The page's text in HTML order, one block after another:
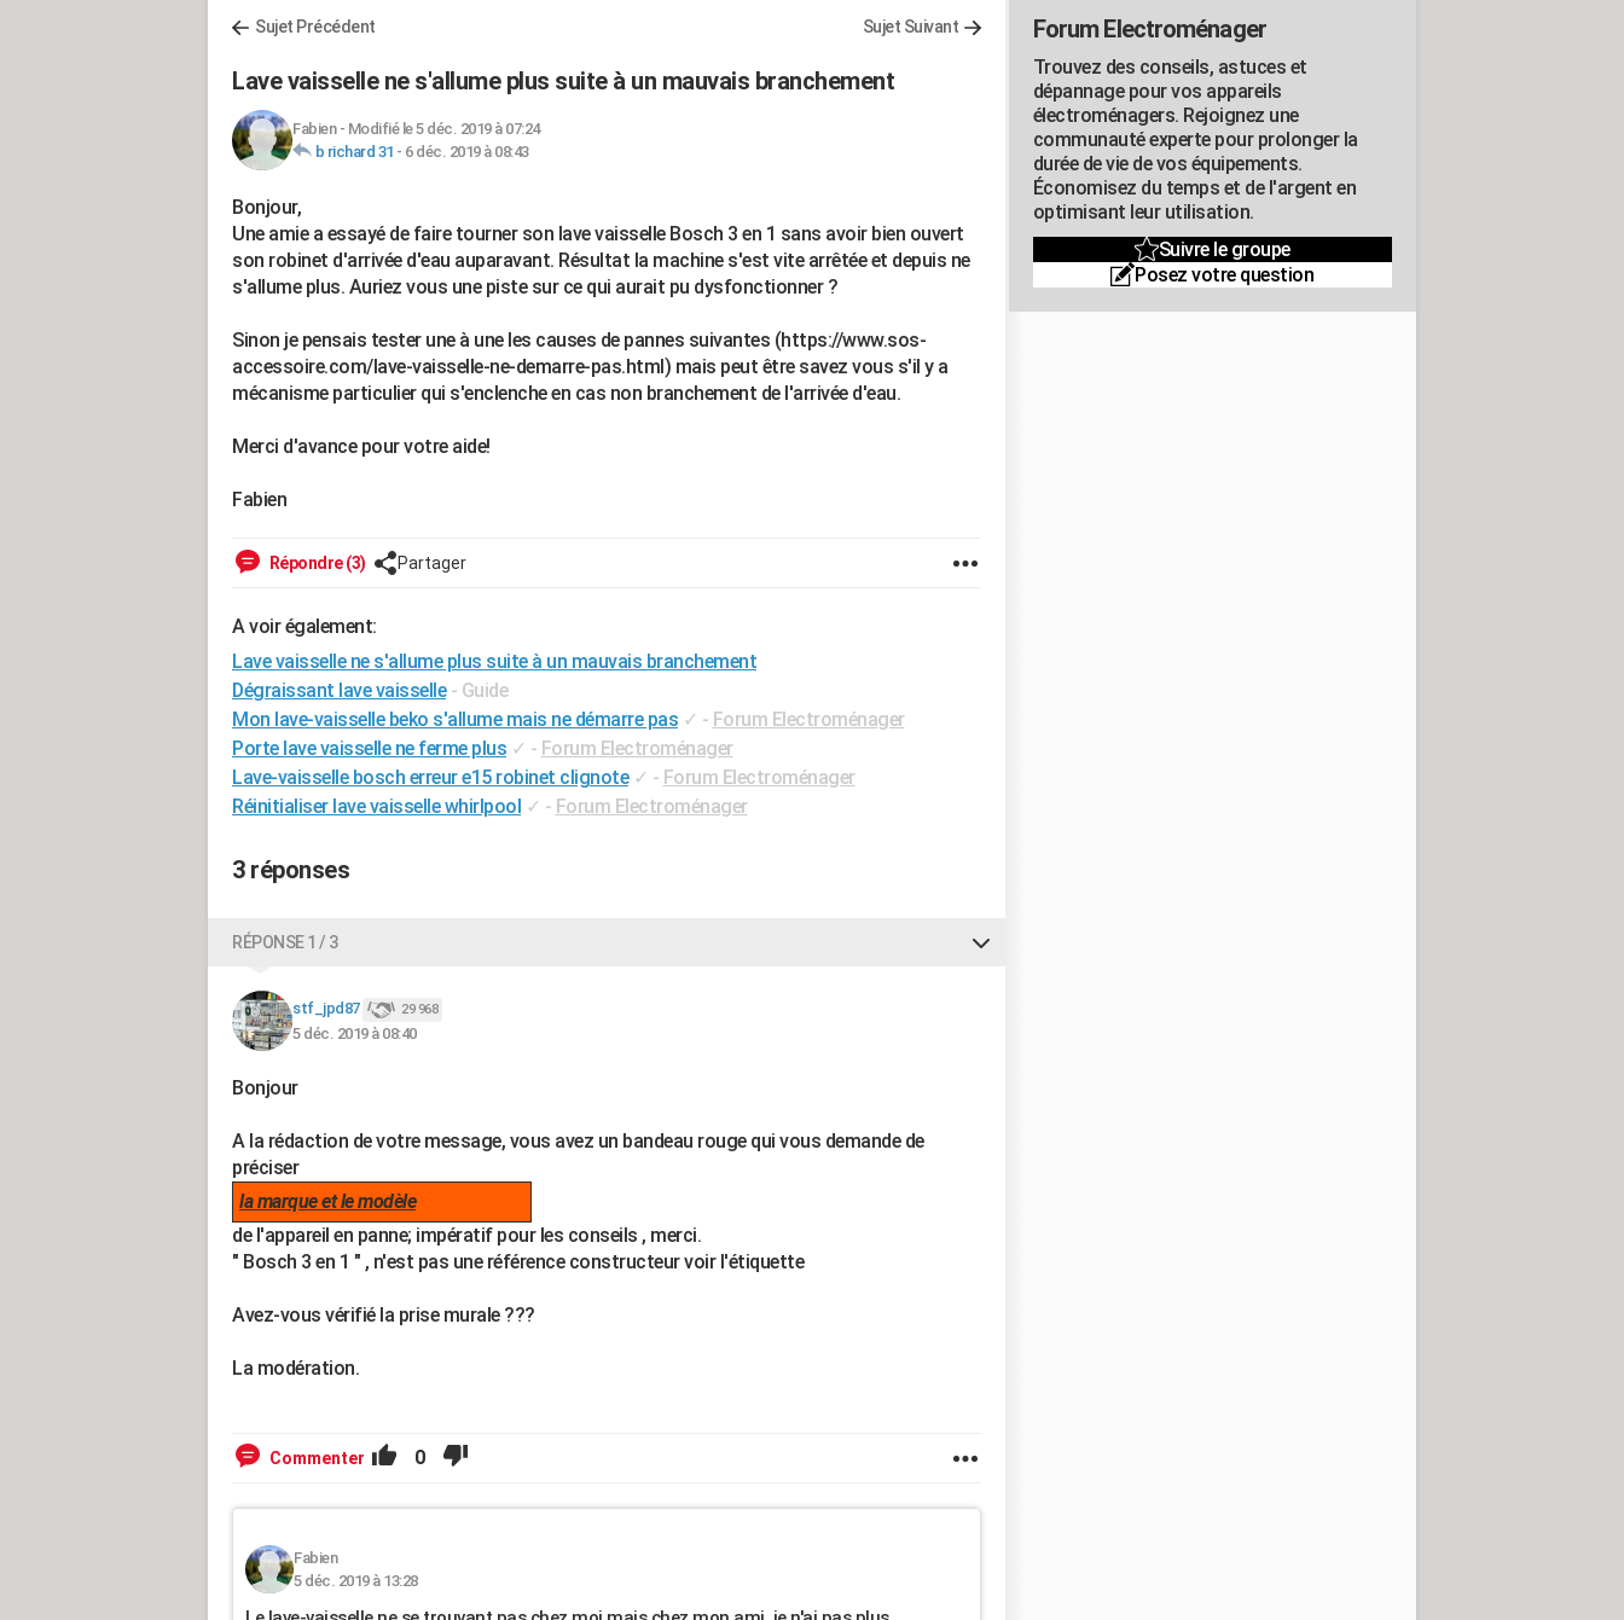
Sujet Précédent Sujet Suivant
Lave vaisselle ne s'allume plus suite à un mauvais branchement
Fabien- Modifié le 5 déc. 2019 à 07:24
b richard 31 - 6 déc. 2019 à 08:43
Bonjour,
Une amie a essayé de faire tourner son lave vaisselle Bosch 3 en 1 sans avoir bien ouvert
son robinet d'arrivée d'eau auparavant. Résultat la machine s'est vite arrêtée et depuis ne
s'allume plus. Auriez vous une piste sur ce qui aurait pu dysfonctionner ?
Sinon je pensais tester une à une les causes de pannes suivantes (https://www.sos-
accessoire.com/lave-vaisselle-ne-demarre-pas.html) mais peut être savez vous s'il y a
mécanisme particulier qui s'enclenche en cas non branchement de l'arrivée d'eau.
Merci d'avance pour votre aide!
Fabien
Répondre (3) Partager
A voir également:
Lave vaisselle ne s'allume plus suite à un mauvais branchement
Dégraissant lave vaisselle - Guide
Mon lave-vaisselle beko s'allume mais ne démarre pas ✓ - Forum Electroménager
Porte lave vaisselle ne ferme plus ✓ - Forum Electroménager
Lave-vaisselle bosch erreur e15 robinet clignote ✓ - Forum Electroménager
Réinitialiser lave vaisselle whirlpool ✓ - Forum Electroménager
3 réponses
RÉPONSE 1 / 3
stf_jpd87 29 968
5 déc. 2019 à 08:40
Bonjour
A la rédaction de votre message, vous avez un bandeau rouge qui vous demande de
préciser
la marque et le modèle
de l'appareil en panne; impératif pour les conseils , merci.
" Bosch 3 en 1 " , n'est pas une référence constructeur voir l'étiquette
Avez-vous vérifié la prise murale ???
La modération.
Commenter 0
Fabien
5 déc. 2019 à 13:28
Forum Electroménager
Trouvez des conseils, astuces et
dépannage pour vos appareils
électroménagers. Rejoignez une
communauté experte pour prolonger la
durée de vie de vos équipements.
Économisez du temps et de l'argent en
optimisant leur utilisation.
Suivre le groupe
Posez votre question